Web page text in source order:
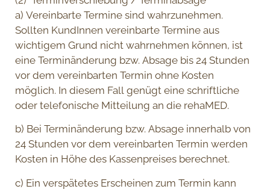
a) Vereinbarte Termine sind wahrzunehmen.
Sollten KundInnen vereinbarte Termine aus
wichtigem Grund nicht wahrnehmen können, ist
eine Terminänderung bzw. Absage bis 24 Stunden
vor dem vereinbarten Termin ohne Kosten
möglich. In diesem Fall genügt eine schriftliche
oder telefonische Mitteilung an die rehaMED.
b) Bei Terminänderung bzw. Absage innerhalb von
24 Stunden vor dem vereinbarten Termin werden
Kosten in Höhe des Kassenpreises berechnet.
c) Ein verspätetes Erscheinen zum Termin kann